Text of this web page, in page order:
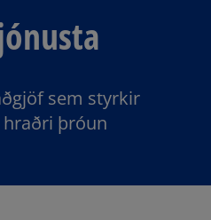
sem styrkir
þróun